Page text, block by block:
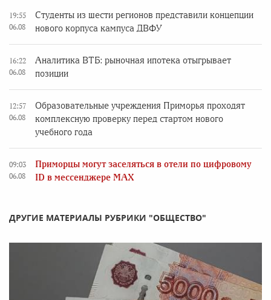
19:55
06.08
Студенты из шести регионов представили концепции
нового корпуса кампуса ДВФУ
16:22
06.08
Аналитика ВТБ: рыночная ипотека отыгрывает
позиции
12:57
06.08
Образовательные учреждения Приморья проходят
комплексную проверку перед стартом нового
учебного года
09:03
06.08
Приморцы могут заселяться в отели по цифровому
ID в мессенджере MAX
ДРУГИЕ МАТЕРИАЛЫ РУБРИКИ "ОБЩЕСТВО"